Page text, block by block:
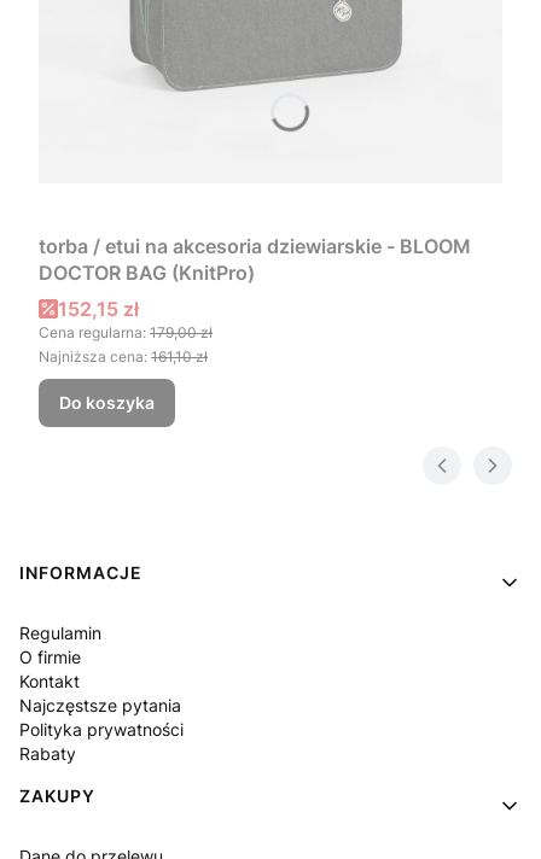
torba / etui na akcesoria dziewiarskie - BLOOM
DOCTOR BAG (KnitPro)
Cena promocyjna
152,15 zł
Cena regularna: 179,00 zł
Najniższa cena: 161,10 zł
Do koszyka
Linki w stopce
INFORMACJE
Regulamin
O firmie
Kontakt
Najczęstsze pytania
Polityka prywatności
Rabaty
ZAKUPY